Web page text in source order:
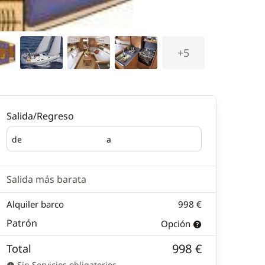
+5
Salida/Regreso
de
Salida a
Regreso
Salida más barata
Alquiler barco 998 €
Patrón Opción
Total 998 €